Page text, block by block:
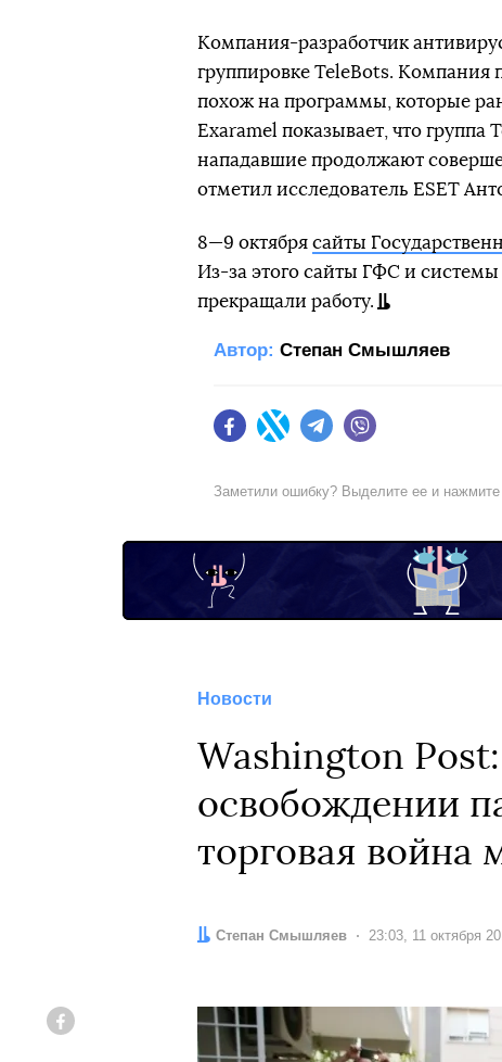
Компания-разработчик
группировке TeleBots. Компания
похож на программы, которые
Exaramel показывает, что группа
нападавшие продолжают
отметил исследователь ESET
8—9 октября сайты
Из-за этого сайты ГФС и
прекращали работу.
Автор: Степан Смышляев
FacebookTwitter Telegram
Заметили ошибку? Выделите ее и нажмите
Новости
Washington
освобождении
торговая война
Автор:
Степан Смышляев Дата:
23:03, 11 октября